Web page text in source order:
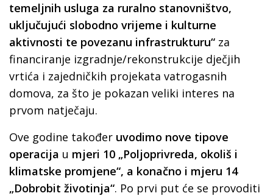
temeljnih usluga za ruralno stanovništvo,
uključujući slobodno vrijeme i kulturne
aktivnosti te povezanu infrastrukturu“ za
financiranje izgradnje/rekonstrukcije dječjih
vrtića i zajedničkih projekata vatrogasnih
domova, za što je pokazan veliki interes na
prvom natječaju.
Ove godine također uvodimo nove tipove
operacija u mjeri 10 „Poljoprivreda, okoliš i
klimatske promjene“, a konačno i mjeru 14
„Dobrobit životinja“. Po prvi put će se provoditi